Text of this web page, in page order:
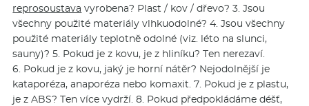
reprosoustava vyrobena? Plast / kov / dřevo? 3. Jsou
všechny použité materiály vlhkuodolné? 4. Jsou všechny
použité materiály teplotně odolné (viz. léto na slunci,
sauny)? 5. Pokud je z kovu, je z hliníku? Ten nerezaví.
6. Pokud je z kovu, jaký je horní nátěr? Nejodolnější je
kataporéza, anaporéza nebo komaxit. 7. Pokud je z plastu,
je z ABS? Ten více vydrží. 8. Pokud předpokládáme déšť,